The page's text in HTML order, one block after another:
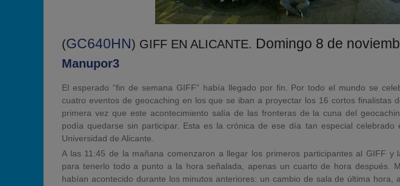
(GC640HN) GIFF EN ALICANTE. Domingo 8 de
Manupor3
El esperado “fin de semana GIFF” había llegado por fin. Por todo el mundo se
cuatro eventos de geocaching en los que se iban a proyectar los 16 cortos finalistas
primera vez que este acontecimiento salía de las fronteras de la cuna del
podía quedarse sin participar. Esta es la crónica de ese día tan especial
Universidad de Alicante.
A las 11:45 de la mañana comenzaron a llegar los primeros participantes al GIFF y
para tenerlo todo a punto a la hora señalada, apenas un cuarto de hora después.
habían acontecido durante los minutos anteriores: un cambio de sala de última hora,